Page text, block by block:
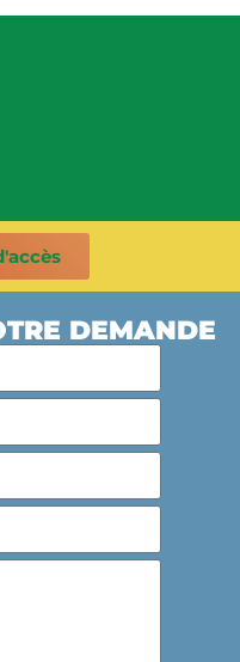
DEMANDE